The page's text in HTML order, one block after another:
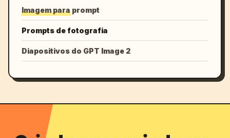
Imagem para prompt
Prompts de fotografia
Diapositivos do GPT Image 2